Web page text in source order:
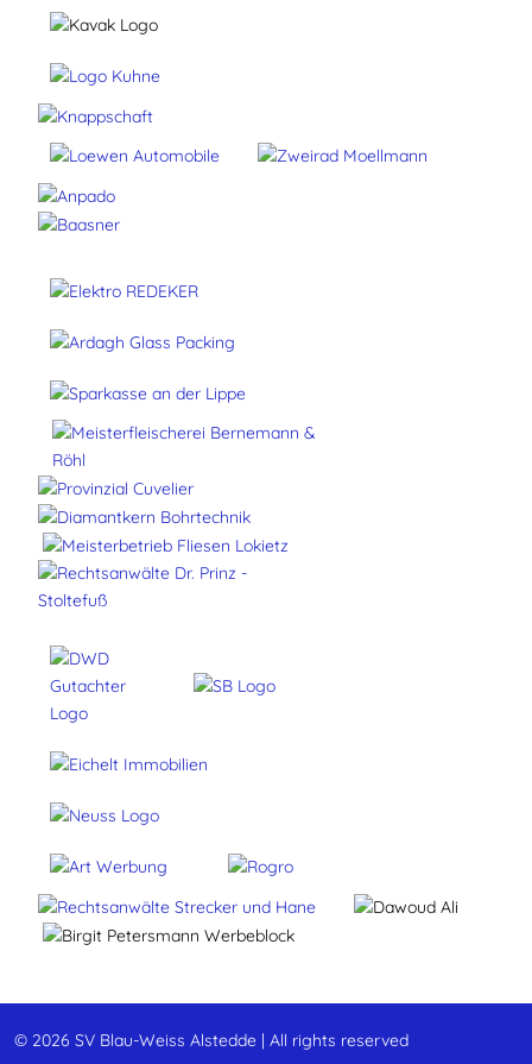
© 2026 SV Blau-Weiss Alstedde | All rights reserved